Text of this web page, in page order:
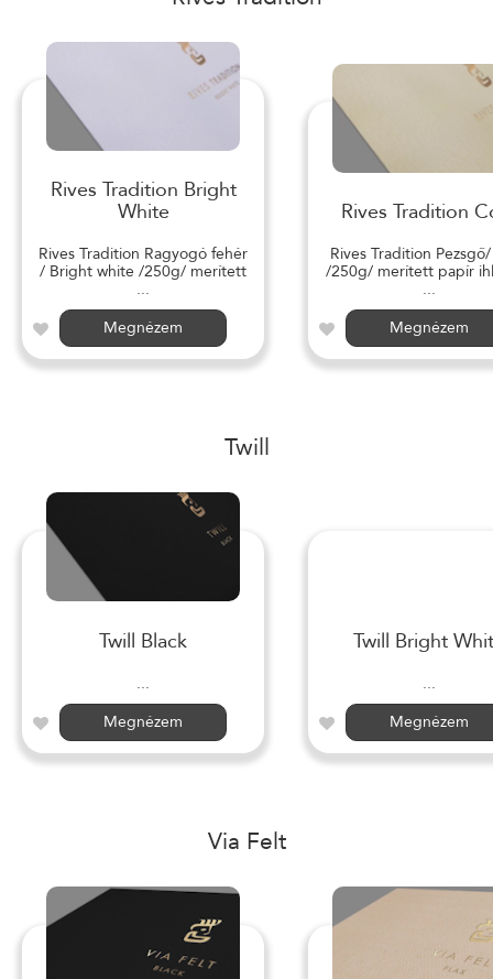
Rives Tradition Bright
White
Rives Tradition Ragyogó fehér
/ Bright white /250g/ merített
...
Megnézem
Rives Tradition
Rives Tradition
/250g/ merített papír
...
Megnézem
Twill
Twill Black
...
Megnézem
Twill Bright
...
Megnézem
Via Felt